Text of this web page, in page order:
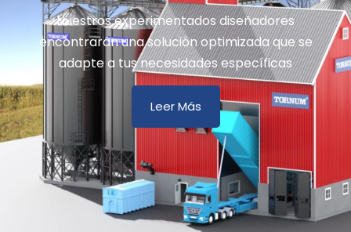
Nuestros experimentados diseñadores
encontrarán una solución optimizada que se
adapte a tus necesidades específicas
Leer Más